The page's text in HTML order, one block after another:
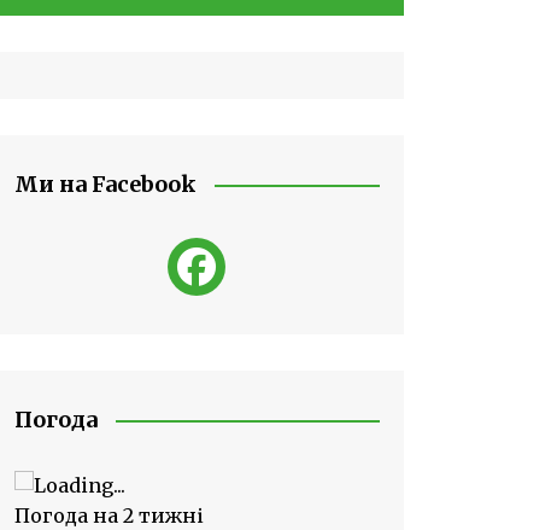
Ми на Facebook
Погода
Погода на 2 тижні